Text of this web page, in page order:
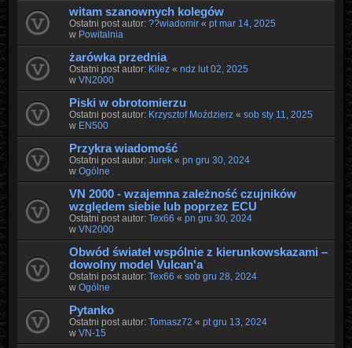
witam szanownych kolegów
Ostatni post autor: ??wiadomir« pt mar 14, 2025
w Powitalnia
żarówka przednia
Ostatni post autor: Kilez« ndz lut 02, 2025
w VN2000
Piski w obrotomierzu
Ostatni post autor: Krzysztof Moździerz« sob sty 11, 2025
w EN500
Przykra wiadomość
Ostatni post autor: Jurek« pn gru 30, 2024
w Ogólne
VN 2000 - wzajemna zależność czujników
względem siebie lub poprzez ECU
Ostatni post autor: Tex66 « pn gru 30, 2024
w VN2000
Obwód świateł wspólnie z kierunkowskazami –
dowolny model Vulcanʹa
Ostatni post autor: Tex66 « sob gru 28, 2024
w Ogólne
Pytanko
Ostatni post autor: Tomasz72 « pt gru 13, 2024
w VN-15